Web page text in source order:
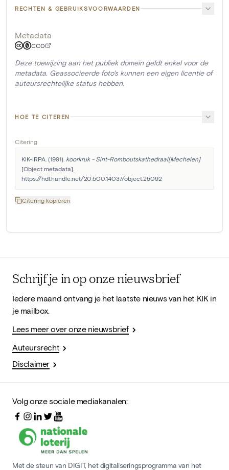
RECHTEN & GEBRUIKSVOORWAARDEN
Metadata
CC0
Deze toewijzing aan het publiek domein geldt enkel voor de
metadata. Geassocieerde foto's kunnen een eigen licentie of
auteursrechtelijke status hebben.
HOE TE CITEREN
Citering
KIK-IRPA. (1991). koorkruk - Sint-Romboutskathedraal[Mechelen]
[Object metadata].
https://hdl.handle.net/20.500.14037/object.25092
Citering kopiëren
Schrijf je in op onze nieuwsbrief
Iedere maand ontvang je het laatste nieuws van het KIK in
je mailbox.
Lees meer over onze nieuwsbrief
Auteursrecht
Disclaimer
Volg onze sociale mediakanalen:
Met de steun van DIGIT, het digitaliseringsprogramma van het